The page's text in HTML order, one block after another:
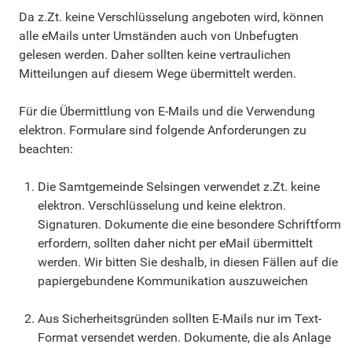
Da z.Zt. keine Verschlüsselung angeboten wird, können
alle eMails unter Umständen auch von Unbefugten
gelesen werden. Daher sollten keine vertraulichen
Mitteilungen auf diesem Wege übermittelt werden.
Für die Übermittlung von E-Mails und die Verwendung
elektron. Formulare sind folgende Anforderungen zu
beachten:
Die Samtgemeinde Selsingen verwendet z.Zt. keine
elektron. Verschlüsselung und keine elektron.
Signaturen. Dokumente die eine besondere Schriftform
erfordern, sollten daher nicht per eMail übermittelt
werden. Wir bitten Sie deshalb, in diesen Fällen auf die
papiergebundene Kommunikation auszuweichen
Aus Sicherheitsgründen sollten E-Mails nur im Text-
Format versendet werden. Dokumente, die als Anlage